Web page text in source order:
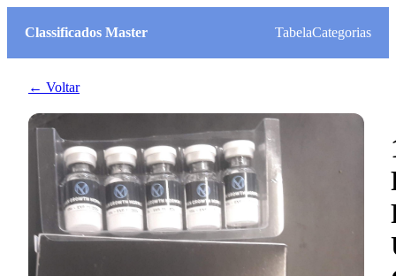
Classificados Master TabelaCategorias
← Voltar